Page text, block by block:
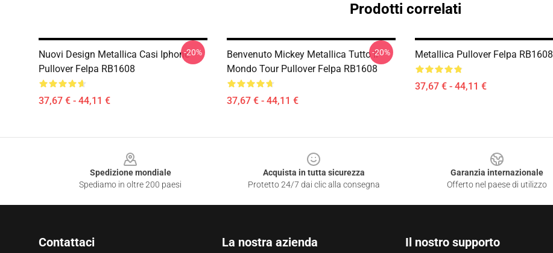
Prodotti correlati
Nuovi Design Metallica Casi Iphone
Pullover Felpa RB1608
37,67 € - 44,11 €
-20%
Benvenuto Mickey Metallica Tutto Il
Mondo Tour Pullover Felpa RB1608
37,67 € - 44,11 €
-20% Metallica Pullover Felpa RB1608
37,67 € - 44,11 €
Spedizione mondiale
Spediamo in oltre 200 paesi
Acquista in tutta sicurezza
Protetto 24/7 dai clic alla consegna
Garanzia internazionale
Offerto nel paese di utilizzo
Contattaci La nostra azienda Il nostro supporto